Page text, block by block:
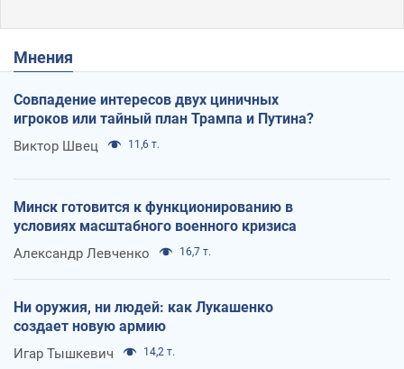
Мнения
Совпадение интересов двух циничных
игроков или тайный план Трампа и Путина?
Виктор Швец 11,6 т.
Минск готовится к функционированию в
условиях масштабного военного кризиса
Александр Левченко 16,7 т.
Ни оружия, ни людей: как Лукашенко
создает новую армию
Игар Тышкевич 14,2 т.